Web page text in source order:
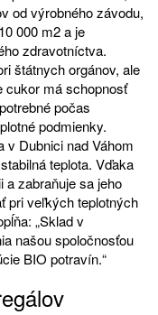
od výrobného závodu,
000 m2 a je
zdravotníctva.
štátnych orgánov, ale
cukor má schopnosť
počas
podmienky.
v Dubnici nad Váhom
teplota. Vďaka
a zabraňuje sa jeho
pri veľkých teplotných
„Sklad v
našou spoločnosťou
BIO potravín.“